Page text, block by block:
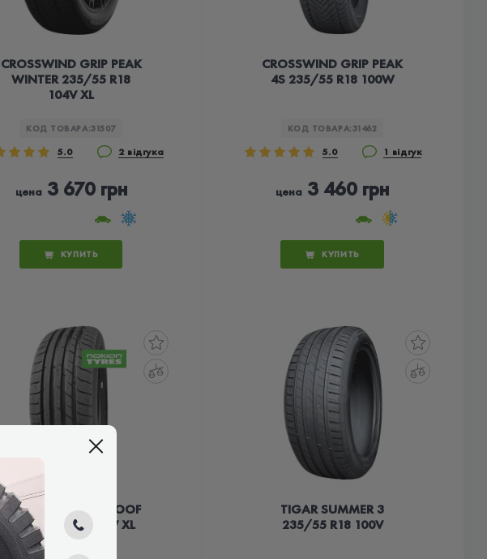
CROSSWIND GRIP PEAK
WINTER 235/55 R18
104V XL
КОД ТОВАРА:31507
5.0 2 відгука
цена3 670 грн
КУПИТЬ
CROSSWIND GRIP PEAK
4S 235/55 R18 100W
КОД ТОВАРА:31462
5.0 1 відгук
цена 3 460 грн
КУПИТЬ
NOKIAN POWERPROOF
2 235/55 R18 104V XL
TIGAR SUMMER 3
235/55 R18 100V